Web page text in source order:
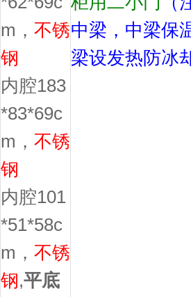
m，不锈
钢
内腔183
*83*69c
m，不锈
钢
内腔101
*51*58c
m，不锈
钢,平底
中梁，中梁保
梁设发热防冰